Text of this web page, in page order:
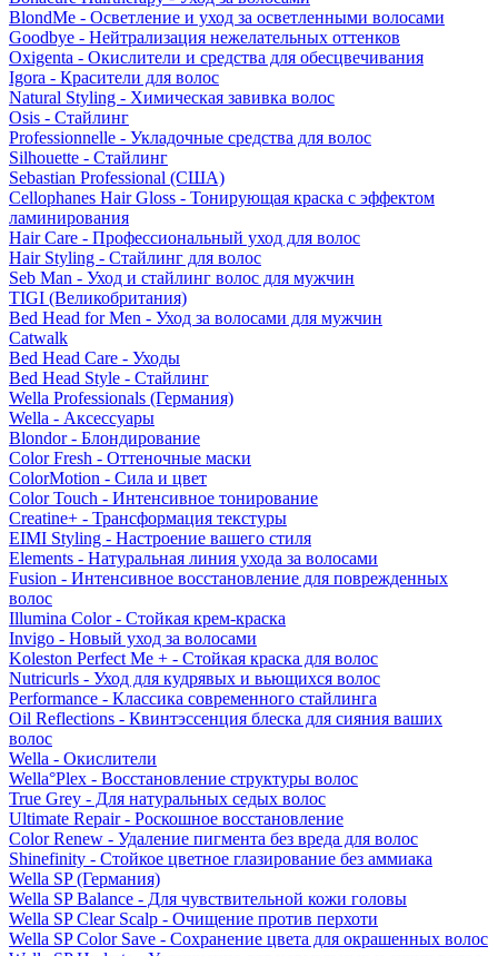
BlondMe - Осветление и уход за осветленными волосами
Goodbye - Нейтрализация нежелательных оттенков
Oxigenta - Окислители и средства для обесцвечивания
Igora - Красители для волос
Natural Styling - Химическая завивка волос
Osis - Стайлинг
Professionnelle - Укладочные средства для волос
Silhouette - Стайлинг
Sebastian Professional (США)
Cellophanes Hair Gloss - Тонирующая краска с эффектом
ламинирования
Hair Care - Профессиональный уход для волос
Hair Styling - Стайлинг для волос
Seb Man - Уход и стайлинг волос для мужчин
TIGI (Великобритания)
Bed Head for Men - Уход за волосами для мужчин
Catwalk
Bed Head Care - Уходы
Bed Head Style - Стайлинг
Wella Professionals (Германия)
Wella - Аксессуары
Blondor - Блондирование
Color Fresh - Оттеночные маски
ColorMotion - Сила и цвет
Color Touch - Интенсивное тонирование
Creatine+ - Трансформация текстуры
EIMI Styling - Настроение вашего стиля
Elements - Натуральная линия ухода за волосами
Fusion - Интенсивное восстановление для поврежденных
волос
Illumina Color - Стойкая крем-краска
Invigo - Новый уход за волосами
Koleston Perfect Me + - Стойкая краска для волос
Nutricurls - Уход для кудрявых и вьющихся волос
Performance - Классика современного стайлинга
Oil Reflections - Квинтэссенция блеска для сияния ваших
волос
Wella - Окислители
Wella°Plex - Восстановление структуры волос
True Grey - Для натуральных седых волос
Ultimate Repair - Роскошное восстановление
Color Renew - Удаление пигмента без вреда для волос
Shinefinity - Стойкое цветное глазирование без аммиака
Wella SP (Германия)
Wella SP Balance - Для чувствительной кожи головы
Wella SP Clear Scalp - Очищение против перхоти
Wella SP Color Save - Сохранение цвета для окрашенных волос